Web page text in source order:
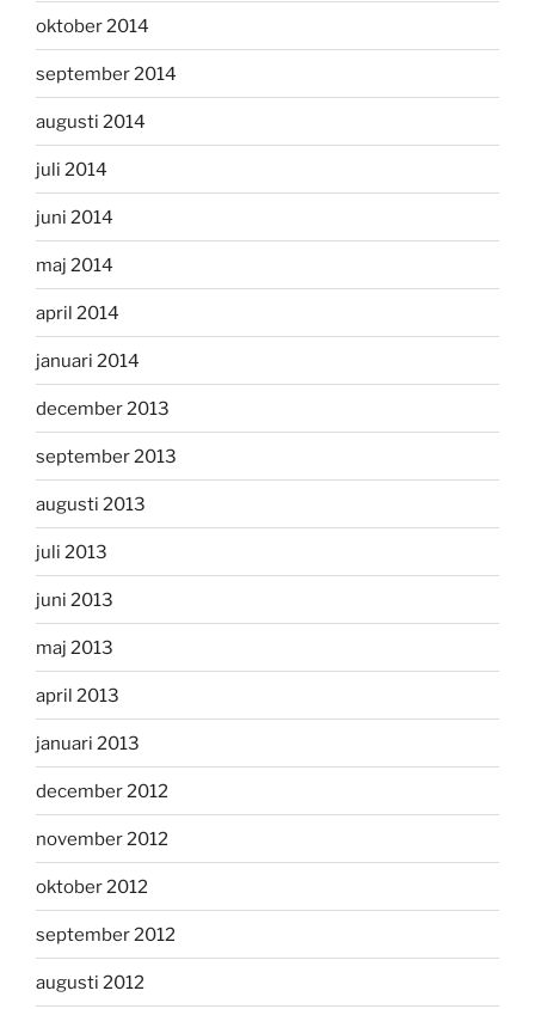
oktober 2014
september 2014
augusti 2014
juli 2014
juni 2014
maj 2014
april 2014
januari 2014
december 2013
september 2013
augusti 2013
juli 2013
juni 2013
maj 2013
april 2013
januari 2013
december 2012
november 2012
oktober 2012
september 2012
augusti 2012